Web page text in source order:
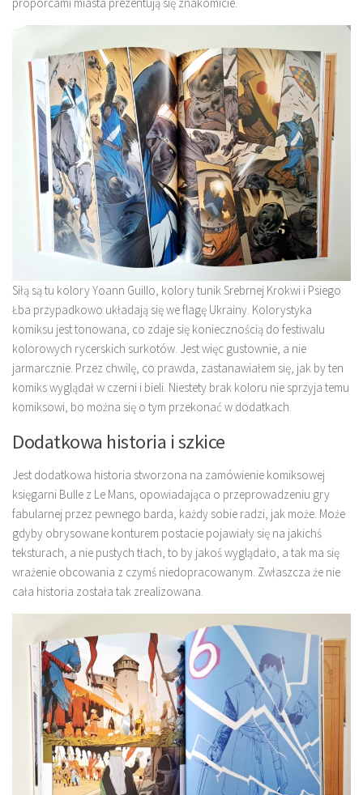
Siłą są tu kolory Yoann Guillo, kolory tunik Srebrnej Krokwi i Psiego
Łba przypadkowo układają się we flagę Ukrainy. Kolorystyka
komiksu jest tonowana, co zdaje się koniecznością do festiwalu
kolorowych rycerskich surkotów. Jest więc gustownie, a nie
jarmarcznie. Przez chwilę, co prawda, zastanawiałem się, jak by ten
komiks wyglądał w czerni i bieli. Niestety brak koloru nie sprzyja temu
komiksowi, bo można się o tym przekonać w dodatkach.
Dodatkowa historia i szkice
Jest dodatkowa historia stworzona na zamówienie komiksowej
księgarni Bulle z Le Mans, opowiadająca o przeprowadzeniu gry
fabularnej przez pewnego barda, każdy sobie radzi, jak może. Może
gdyby obrysowane konturem postacie pojawiały się na jakichś
teksturach, a nie pustych tłach, to by jakoś wyglądało, a tak ma się
wrażenie obcowania z czymś niedopracowanym. Zwłaszcza że nie
cała historia została tak zrealizowana.